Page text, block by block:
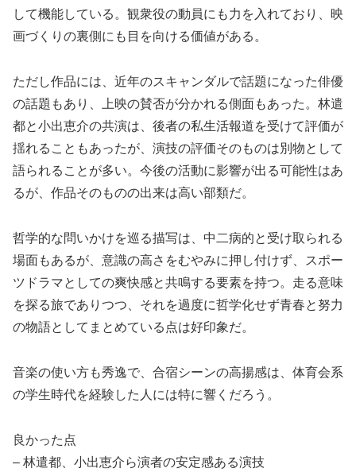
して機能している。観衆役の動員にも力を入れており、映
画づくりの裏側にも目を向ける価値がある。
ただし作品には、近年のスキャンダルで話題になった俳優
の話題もあり、上映の賛否が分かれる側面もあった。林遣
都と小出恵介の共演は、後者の私生活報道を受けて評価が
揺れることもあったが、演技の評価そのものは別物として
語られることが多い。今後の活動に影響が出る可能性はあ
るが、作品そのものの出来は高い部類だ。
哲学的な問いかけを巡る描写は、中二病的と受け取られる
場面もあるが、意識の高さをむやみに押し付けず、スポー
ツドラマとしての爽快感と共鳴する要素を持つ。走る意味
を探る旅でありつつ、それを過度に哲学化せず青春と努力
の物語としてまとめている点は好印象だ。
音楽の使い方も秀逸で、合宿シーンの高揚感は、体育会系
の学生時代を経験した人には特に響くだろう。
良かった点
– 林遣都、小出恵介ら演者の安定感ある演技